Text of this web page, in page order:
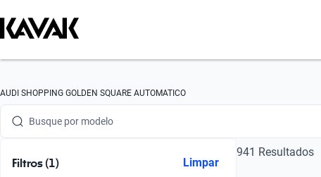
AUDI SHOPPING GOLDEN SQUARE AUTOMATICO
Busque por marca
Busque por modelo
Filtros (1) Limpar
941 Resultados